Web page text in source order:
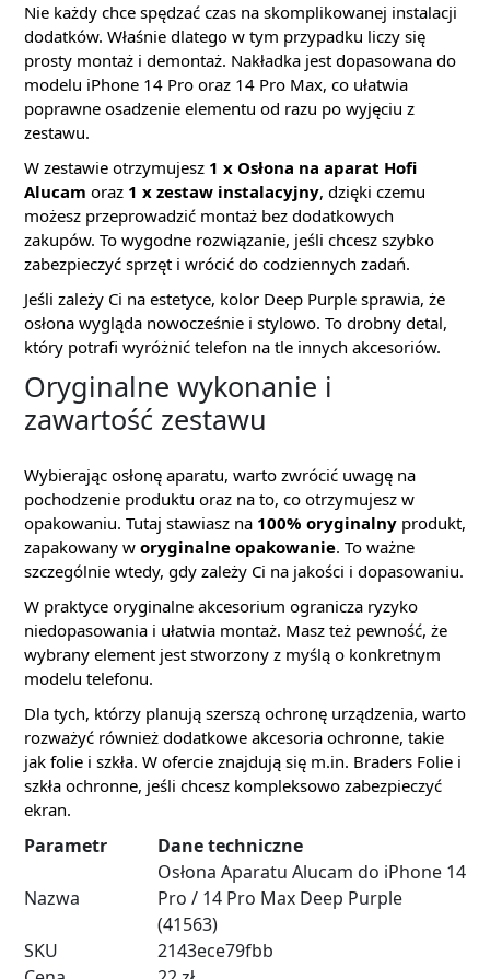
Nie każdy chce spędzać czas na skomplikowanej instalacji
dodatków. Właśnie dlatego w tym przypadku liczy się
prosty montaż i demontaż. Nakładka jest dopasowana do
modelu iPhone 14 Pro oraz 14 Pro Max, co ułatwia
poprawne osadzenie elementu od razu po wyjęciu z
zestawu.
W zestawie otrzymujesz 1 x Osłona na aparat Hofi
Alucam oraz 1 x zestaw instalacyjny, dzięki czemu
możesz przeprowadzić montaż bez dodatkowych
zakupów. To wygodne rozwiązanie, jeśli chcesz szybko
zabezpieczyć sprzęt i wrócić do codziennych zadań.
Jeśli zależy Ci na estetyce, kolor Deep Purple sprawia, że
osłona wygląda nowocześnie i stylowo. To drobny detal,
który potrafi wyróżnić telefon na tle innych akcesoriów.
Oryginalne wykonanie i
zawartość zestawu
Wybierając osłonę aparatu, warto zwrócić uwagę na
pochodzenie produktu oraz na to, co otrzymujesz w
opakowaniu. Tutaj stawiasz na 100% oryginalny produkt,
zapakowany w oryginalne opakowanie. To ważne
szczególnie wtedy, gdy zależy Ci na jakości i dopasowaniu.
W praktyce oryginalne akcesorium ogranicza ryzyko
niedopasowania i ułatwia montaż. Masz też pewność, że
wybrany element jest stworzony z myślą o konkretnym
modelu telefonu.
Dla tych, którzy planują szerszą ochronę urządzenia, warto
rozważyć również dodatkowe akcesoria ochronne, takie
jak folie i szkła. W ofercie znajdują się m.in. Braders Folie i
szkła ochronne, jeśli chcesz kompleksowo zabezpieczyć
ekran.
Parametr Dane techniczne
Nazwa
Osłona Aparatu Alucam do iPhone 14
Pro / 14 Pro Max Deep Purple
(41563)
SKU
2143ece79fbb